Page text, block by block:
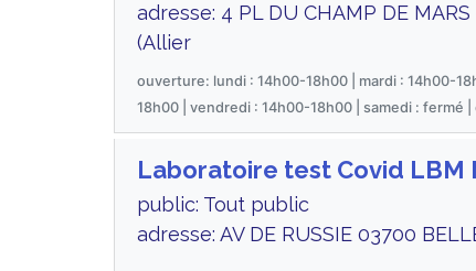
adresse: 4 PL DU CHAMP DE MARS
(Allier
ouverture: lundi : 14h00-18h00 | mardi : 14h00-
18h00 | vendredi : 14h00-18h00 | samedi : fermé
Laboratoire test Covid LBM
public: Tout public
adresse: AV DE RUSSIE 03700